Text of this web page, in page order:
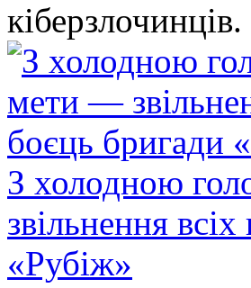
кіберзлочинців.
З холодною
звільнення
«Рубіж»